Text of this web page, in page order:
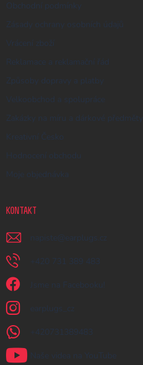
Obchodní podmínky
Zásady ochrany osobních údajů
Vrácení zboží
Reklamace a reklamační řád
Způsoby dopravy a platby
Velkoobchod a spolupráce
Zakázky na míru a dárkové předměty
Kreativní Česko
Hodnocení obchodu
Moje objednávka
KONTAKT
napiste @ earplugs.cz
+420 731 389 483
Jsme na Facebooku!
earplugs_cz
+420731389483
Naše videa na YouTube